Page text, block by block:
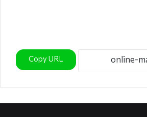
Copy URL